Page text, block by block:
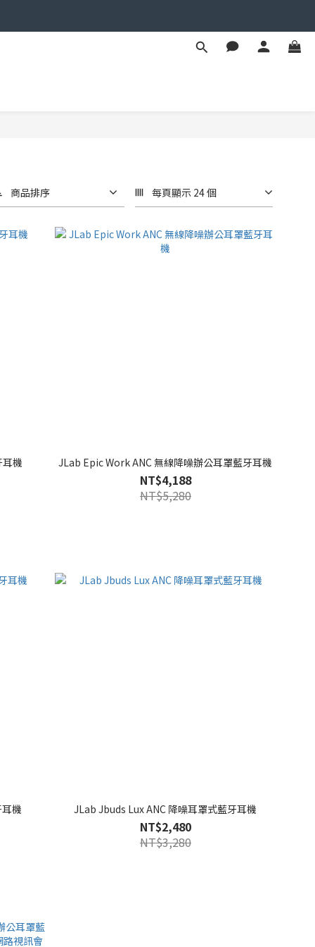
商品排序 每頁顯示 24 個
機 JLab Epic Work ANC 無線降噪辦公耳罩藍牙耳機
NT$4,188
NT$5,280
機 JLab Jbuds Lux ANC 降噪耳罩式藍牙耳機
NT$2,480
NT$3,280